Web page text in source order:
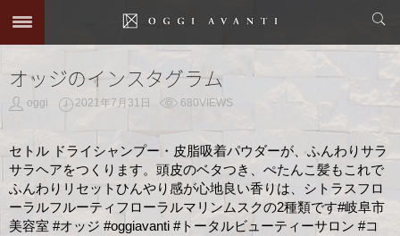
オッジのインスタグラム
oggi 2021年7月31日 680VIEWS
セトル ドライシャンプー・皮脂吸着パウダーが、ふんわりサラ
サラヘアをつくります。頭皮のベタつき、ぺたんこ髪もこれで
ふんわりリセットひんやり感が心地良い香りは、シトラスフロ
ーラルフルーティフローラルマリンムスクの2種類です#岐阜市
美容室 #オッジ #oggiavanti #トータルビューティーサロン #コ